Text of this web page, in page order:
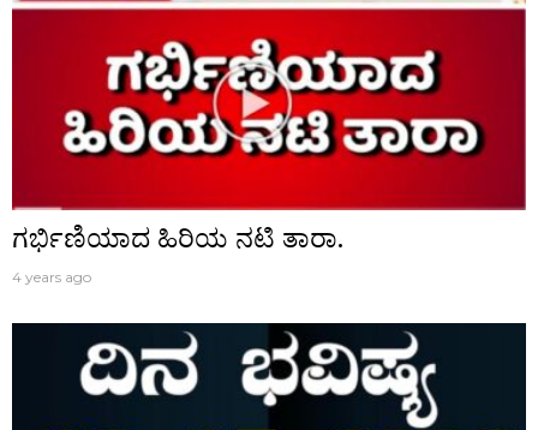
ಗರ್ಭಿಣಿಯಾದ ಹಿರಿಯ ನಟಿ ತಾರಾ.
4 years ago